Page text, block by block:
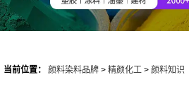
当前位置： 颜料染料品牌 > 精颜化工 > 颜料知识